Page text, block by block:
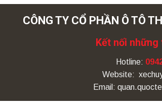
CÔNG TY CỔ PHẦN Ô TÔ
Kết nối
Hotline:
Website:
Email: